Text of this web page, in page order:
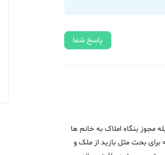
پاسخ شما
بنگاه املاک به خانم ها
بحث مثل بازید از ملک و